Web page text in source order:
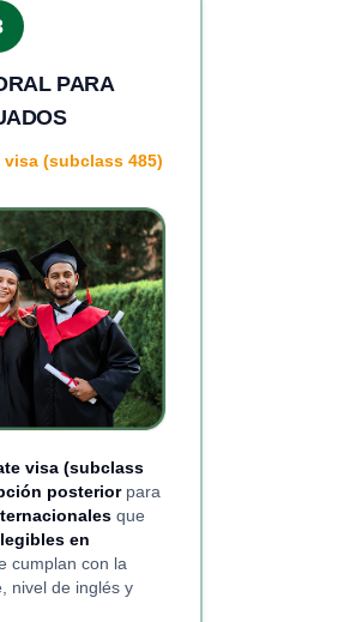
PARA
visa (subclass 485)
visa (subclass
posteriorpara
que
en
cumplan con la
nivel de inglés y